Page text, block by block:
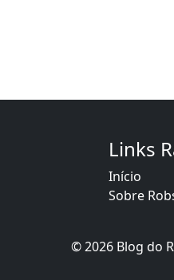
Links
Início
Sobre
© 2026 Blog do